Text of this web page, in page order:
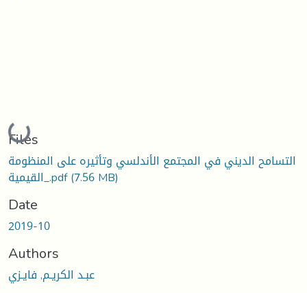
Loading...
Files
التسامح الديني في المجتمع الأندلسي وتأثيره على المنظومة
القيمية_.pdf(7.56 MB)
Date
2019-10
Authors
عبـد الكريـم, فايـزي